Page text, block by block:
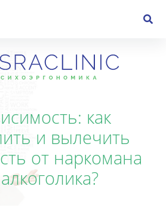
как
и вылечить
от наркомана